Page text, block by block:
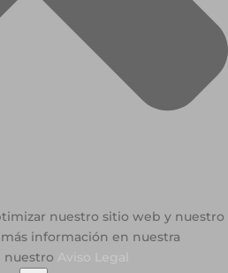
nuestro sitio web y nuestro
información en nuestra
nuestro